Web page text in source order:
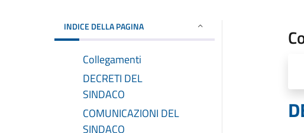
INDICE DELLA PAGINA
Collegamenti
DECRETI DEL
SINDACO
COMUNICAZIONI DEL
SINDACO